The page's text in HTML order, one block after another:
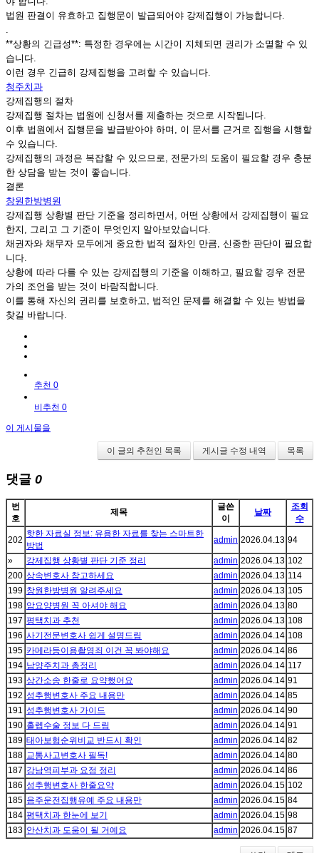
법원 판결이 유효하고 집행문이 발급되어야 강제집행이 가능합니다.
.
**상황의 긴급성**: 특정한 경우에는 시간이 지체되면 권리가 소멸할 수 있
습니다.
이런 경우 긴급히 강제집행을 고려할 수 있습니다.
청주치과
강제집행의 절차
강제집행 절차는 법원에 신청서를 제출하는 것으로 시작됩니다.
이후 법원에서 집행문을 발급받아야 하며, 이 문서를 근거로 집행을 시행할
수 있습니다.
강제집행의 과정은 복잡할 수 있으므로, 전문가의 도움이 필요할 경우 충분
한 상담을 받는 것이 좋습니다.
결론
창원한방병원
강제집행 상황별 판단 기준을 정리하면서, 어떤 상황에서 강제집행이 필요
한지, 그리고 그 기준이 무엇인지 알아보았습니다.
채권자와 채무자 모두에게 중요한 법적 절차인 만큼, 신중한 판단이 필요합
니다.
상황에 따라 다를 수 있는 강제집행의 기준을 이해하고, 필요할 경우 전문
가의 조언을 받는 것이 바람직합니다.
이를 통해 자신의 권리를 보호하고, 법적인 문제를 해결할 수 있는 방법을
찾길 바랍니다.
추천 0
비추천 0
이 게시물을
이 글의 추천인 목록 게시글 수정 내역 목록
댓글 0
번
호
제목
글쓴
이
날짜
조회
수
202
핫한 자료실 정보: 유용한 자료를 찾는 스마트한
방법
admin 2026.04.13 94
» 강제집행 상황별 판단 기준 정리 admin 2026.04.13 102
200 상속변호사 참고하세요 admin 2026.04.13 114
199 창원한방병원 알려주세요 admin 2026.04.13 105
198 암요양병원 꼭 아셔야 해요 admin 2026.04.13 80
197 평택치과 추천 admin 2026.04.13 108
196 사기전문변호사 쉽게 설명드림 admin 2026.04.14 108
195 카메라등이용촬영죄 이건 꼭 봐야해요 admin 2026.04.14 86
194 남양주치과 총정리 admin 2026.04.14 117
193 상간소송 한줄로 요약했어요 admin 2026.04.14 91
192 성추행변호사 주요 내용만 admin 2026.04.14 85
191 성추행변호사 가이드 admin 2026.04.14 90
190 홀렙수술 정보 다 드림 admin 2026.04.14 91
189 태아보험순위비교 반드시 확인 admin 2026.04.14 82
188 교통사고변호사 필독! admin 2026.04.14 80
187 강남역피부과 요점 정리 admin 2026.04.14 86
186 성추행변호사 한줄요약 admin 2026.04.15 102
185 음주운전집행유예 주요 내용만 admin 2026.04.15 84
184 평택치과 한눈에 보기 admin 2026.04.15 98
183 안산치과 도움이 될 거예요 admin 2026.04.15 87